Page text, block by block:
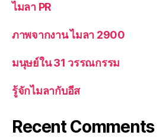
ไมลา PR
ภาพจากงาน ไมลา 2900
มนุษย์ใน 31 วรรณกรรม
รู้จักไมลากับอีส
Recent Comments